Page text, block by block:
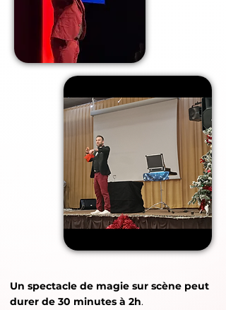
Un spectacle de magie sur scène peut
durer de 30 minutes à 2h.